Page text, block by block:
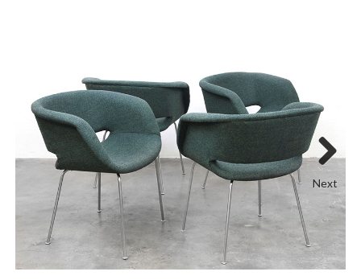
Next